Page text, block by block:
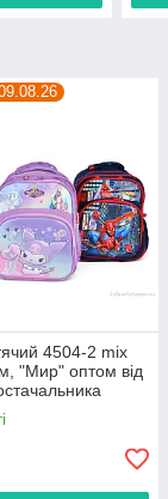
4504-2 mix
"Мир" оптом від